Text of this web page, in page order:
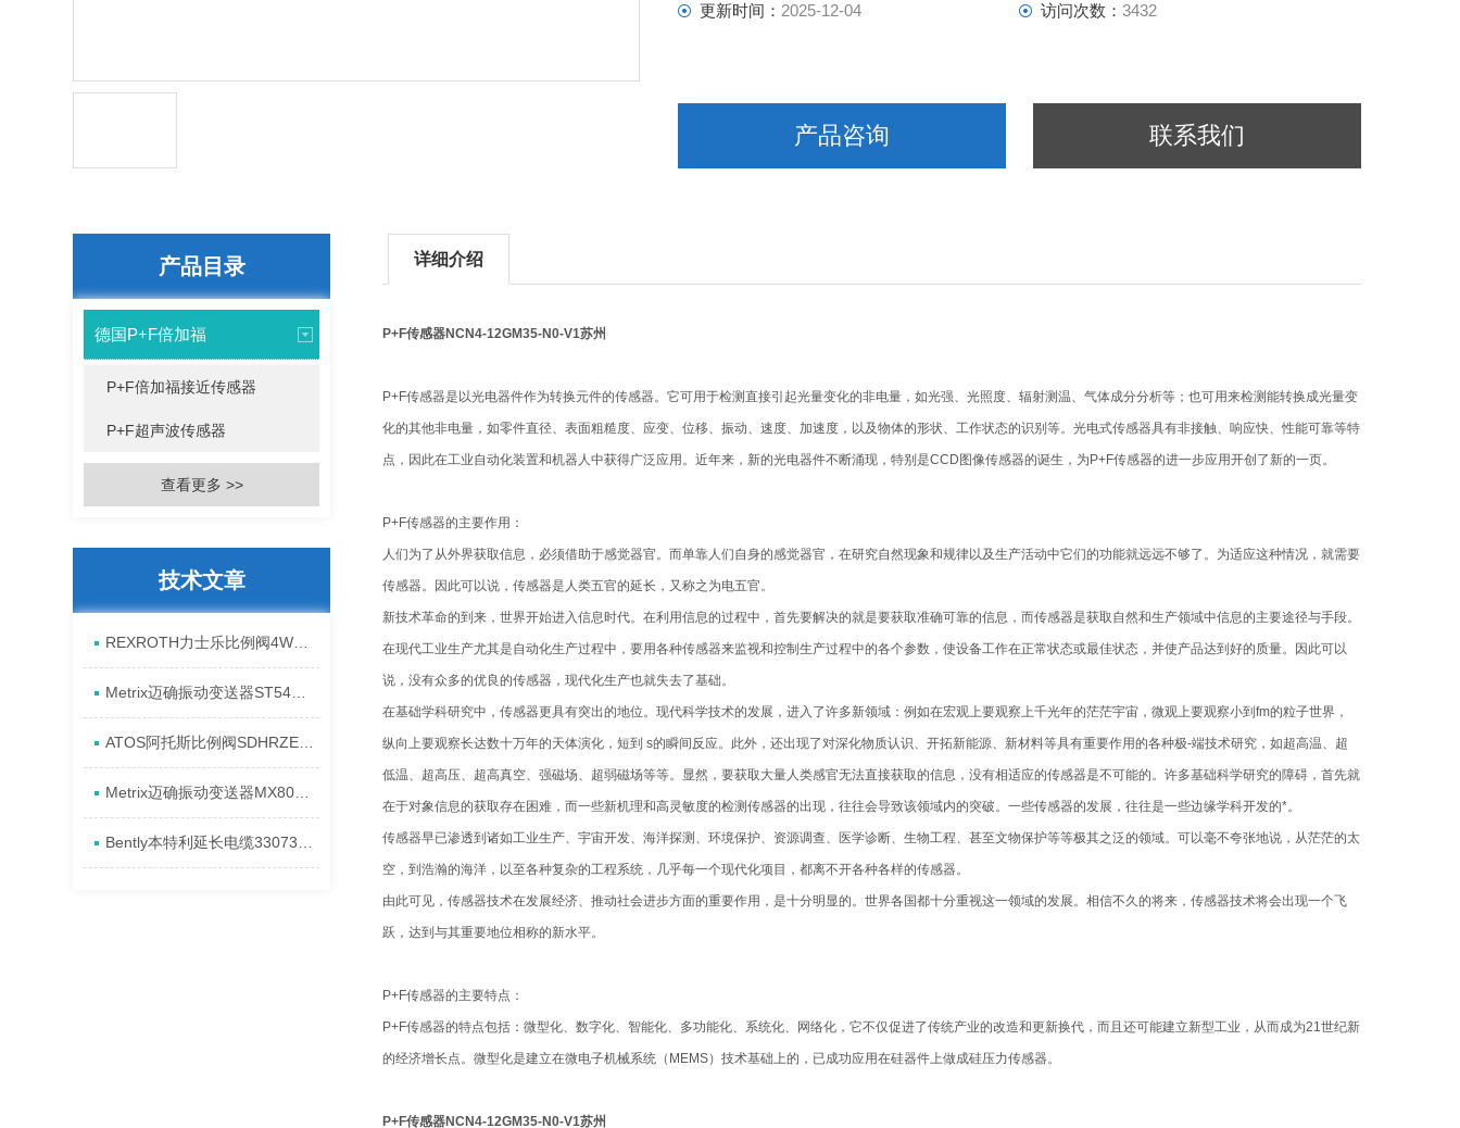
更新时间： 2025-12-04 访问次数：3432
产品咨询 联系我们
产品目录
德国P+F倍加福
P+F倍加福接近传感器
P+F超声波传感器
查看更多 >>
技术文章
详细介绍
P+F传感器NCN4-12GM35-N0-V1苏州
P+F传感器是以光电器件作为转换元件的传感器。它可用于检测直接引起光量变化的非电量，如光强、光照度、辐射测温、气体成分分析等；也可用来检测能转换成光量变
化的其他非电量，如零件直径、表面粗糙度、应变、位移、振动、速度、加速度，以及物体的形状、工作状态的识别等。光电式传感器具有非接触、响应快、性能可靠等特
点，因此在工业自动化装置和机器人中获得广泛应用。近年来，新的光电器件不断涌现，特别是CCD图像传感器的诞生，为P+F传感器的进一步应用开创了新的一页。
P+F传感器的主要作用：
人们为了从外界获取信息，必须借助于感觉器官。而单靠人们自身的感觉器官，在研究自然现象和规律以及生产活动中它们的功能就远远不够了。为适应这种情况，就需要
传感器。因此可以说，传感器是人类五官的延长，又称之为电五官。
新技术革命的到来，世界开始进入信息时代。在利用信息的过程中，首先要解决的就是要获取准确可靠的信息，而传感器是获取自然和生产领域中信息的主要途径与手段。
在现代工业生产尤其是自动化生产过程中，要用各种传感器来监视和控制生产过程中的各个参数，使设备工作在正常状态或最佳状态，并使产品达到好的质量。因此可以
说，没有众多的优良的传感器，现代化生产也就失去了基础。
在基础学科研究中，传感器更具有突出的地位。现代科学技术的发展，进入了许多新领域：例如在宏观上要观察上千光年的茫茫宇宙，微观上要观察小到fm的粒子世界，
纵向上要观察长达数十万年的天体演化，短到 s的瞬间反应。此外，还出现了对深化物质认识、开拓新能源、新材料等具有重要作用的各种极-端技术研究，如超高温、超
低温、超高压、超高真空、强磁场、超弱磁场等等。显然，要获取大量人类感官无法直接获取的信息，没有相适应的传感器是不可能的。许多基础科学研究的障碍，首先就
在于对象信息的获取存在困难，而一些新机理和高灵敏度的检测传感器的出现，往往会导致该领域内的突破。一些传感器的发展，往往是一些边缘学科开发的*。
传感器早已渗透到诸如工业生产、宇宙开发、海洋探测、环境保护、资源调查、医学诊断、生物工程、甚至文物保护等等极其之泛的领域。可以毫不夸张地说，从茫茫的太
空，到浩瀚的海洋，以至各种复杂的工程系统，几乎每一个现代化项目，都离不开各种各样的传感器。
由此可见，传感器技术在发展经济、推动社会进步方面的重要作用，是十分明显的。世界各国都十分重视这一领域的发展。相信不久的将来，传感器技术将会出现一个飞
跃，达到与其重要地位相称的新水平。
P+F传感器的主要特点：
P+F传感器的特点包括：微型化、数字化、智能化、多功能化、系统化、网络化，它不仅促进了传统产业的改造和更新换代，而且还可能建立新型工业，从而成为21世纪新
的经济增长点。微型化是建立在微电子机械系统（MEMS）技术基础上的，已成功应用在硅器件上做成硅压力传感器。
P+F传感器NCN4-12GM35-N0-V1苏州